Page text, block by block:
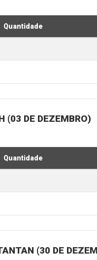
Quantidade
(03 DE DEZEMBRO)
Quantidade
(30 DE